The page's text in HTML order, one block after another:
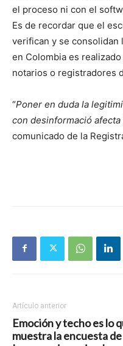
el proceso ni con el
Es de recordar que el
verifican y se consolidan
en Colombia es
notarios o registradores
“Poner en duda la
con desinformació
comunicado de la
Artículo anterior
Emoción y techo es lo
muestra la encuesta de